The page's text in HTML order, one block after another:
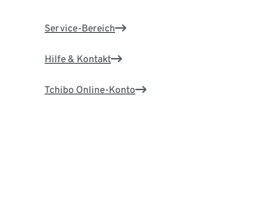
Service-Bereich
Hilfe & Kontakt
Tchibo Online-Konto